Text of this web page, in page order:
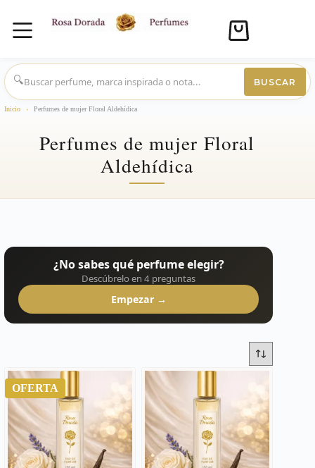
Saltar
al
contenido
Carro
compra
🔍
BUSCAR
Inicio › Perfumes de mujer Floral Aldehídica
Perfumes de mujer Floral
Aldehídica
¿No sabes qué perfume elegir?
Descúbrelo en 4 preguntas
Empezar →
OFERTA